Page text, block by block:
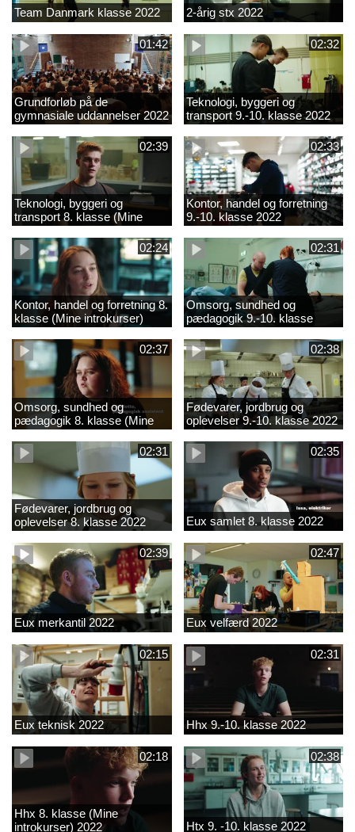
Team Danmark klasse 2022 2-årig stx 2022
01:42
Grundforløb på de
gymnasiale uddannelser 2022
02:32
Teknologi, byggeri og
transport 9.-10. klasse 2022
02:39
Teknologi, byggeri og
transport 8. klasse (Mine
introkurser) 2022
02:33
Kontor, handel og forretning
9.-10. klasse 2022
02:24
Kontor, handel og forretning 8.
klasse (Mine introkurser)
2022
02:31
Omsorg, sundhed og
pædagogik 9.-10. klasse
2022
02:37
Omsorg, sundhed og
pædagogik 8. klasse (Mine
introkurser) 2022
02:38
Fødevarer, jordbrug og
oplevelser 9.-10. klasse 2022
02:31
Fødevarer, jordbrug og
oplevelser 8. klasse 2022
02:35
Eux samlet 8. klasse 2022
02:39
Eux merkantil 2022
02:47
Eux velfærd 2022
02:15
Eux teknisk 2022
02:31
Hhx 9.-10. klasse 2022
02:18
Hhx 8. klasse (Mine
introkurser) 2022
02:38
Htx 9. -10. klasse 2022